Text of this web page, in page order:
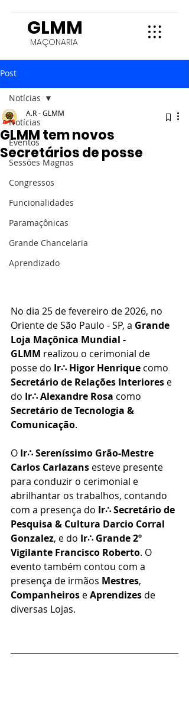
GLMM
MAÇONARIA
Post
Notícias
Eventos
Sessões Magnas
Congressos
Funcionalidades
Paramaçônicas
Grande Chancelaria
Aprendizado
Notícias
GLMM tem novos
Secretários de posse
A.R - GLMM
No dia 25 de fevereiro de 2026, no
Oriente de São Paulo - SP, a Grande
Loja Maçônica Mundial -
GLMM realizou o cerimonial de
posse do Ir∴ Higor Henrique como
Secretário de Relações Interiores e
do Ir∴ Alexandre Rosa como
Secretário de Tecnologia &
Comunicação.
O Ir∴ Sereníssimo Grão-Mestre
Carlos Carlazans esteve presente
para conduzir o cerimonial e
abrilhantar os trabalhos, contando
com a presença do Ir∴ Secretário de
Pesquisa & Cultura Darcio Corral
Gonzalez, e do Ir∴ Grande 2º
Vigilante Francisco Roberto. O
evento também contou com a
presença de irmãos Mestres,
Companheiros e Aprendizes de
diversas Lojas.